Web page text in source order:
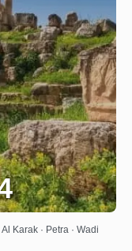
Karak · Petra · Wadi